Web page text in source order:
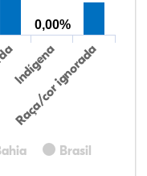
Brasil
Indígena
Raça/cor ignorada
0,00%